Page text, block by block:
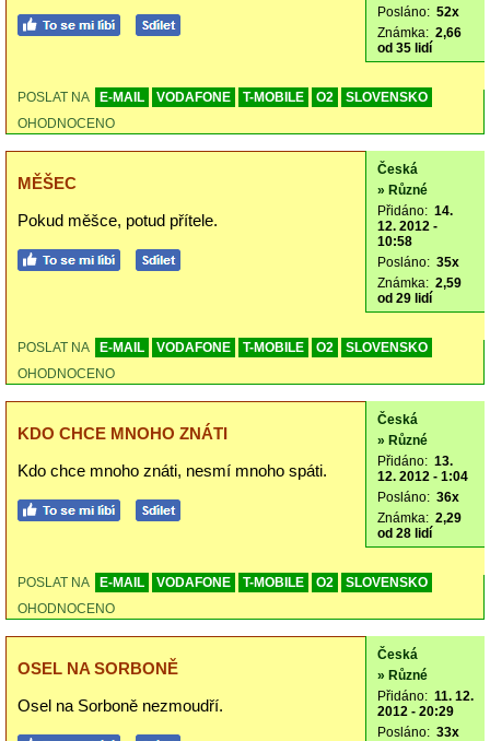
Posláno: 52x
Známka: 2,66
od 35 lidí
POSLAT NA E-MAIL VODAFONE T-MOBILE O2
SLOVENSKO
OHODNOCENO
MĚŠEC
Pokud měšce, potud přítele.
Česká
» Různé
Přidáno: 14.
12. 2012 -
10:58
Posláno: 35x
Známka: 2,59
od 29 lidí
POSLAT NA E-MAIL VODAFONE T-MOBILE O2
SLOVENSKO
OHODNOCENO
KDO CHCE MNOHO ZNÁTI
Kdo chce mnoho znáti, nesmí mnoho spáti.
Česká
» Různé
Přidáno: 13.
12. 2012 - 1:04
Posláno: 36x
Známka: 2,29
od 28 lidí
POSLAT NA E-MAIL VODAFONE T-MOBILE O2
SLOVENSKO
OHODNOCENO
OSEL NA SORBONĚ
Osel na Sorboně nezmoudří.
Česká
» Různé
Přidáno: 11. 12.
2012 - 20:29
Posláno: 33x